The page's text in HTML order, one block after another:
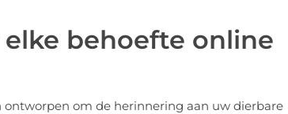
behoefte online
om de herinnering aan uw dierbare